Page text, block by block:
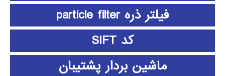
فیلتر ذره particle filter
کد SIFT
ماشین بردار پشتیبان